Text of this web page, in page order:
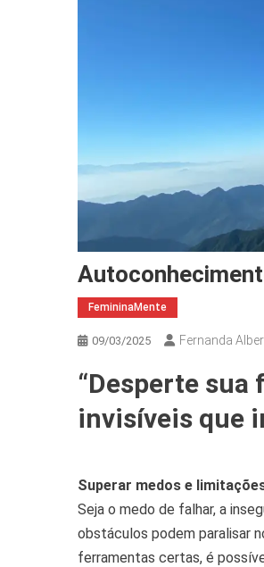
FemininaMente
09/03/2025 Fernanda
“Desperte
invisíveis que
Superar medos e
Seja o medo de falhar, a
obstáculos podem paralisar
ferramentas certas, é